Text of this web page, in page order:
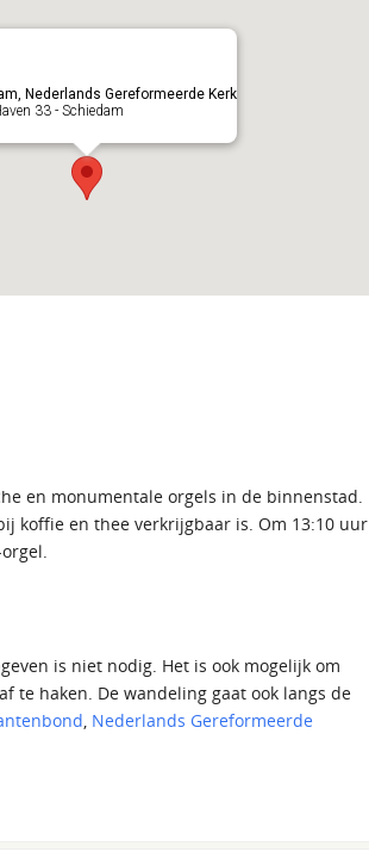
Nederlands Gereformeerde Kerk
33 - Schiedam
en monumentale orgels in de binnenstad.
koffie en thee verkrijgbaar is. Om 13:10 uur
is niet nodig. Het is ook mogelijk om
te haken. De wandeling gaat ook langs de
, Nederlands Gereformeerde